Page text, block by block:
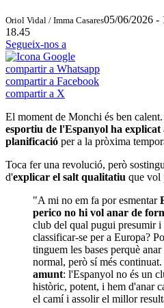
Oriol Vidal / Imma Casares05/06/2026 -
18.45
Segueix-nos a
compartir a Whatsapp
compartir a Facebook
compartir a X
El moment de Monchi és ben
esportiu de l'Espanyol ha explicat
planificació per a la pròxima
Toca fer una revolució, però
d'explicar el salt qualitatiu que vol
"A mi no em fa por esmentar
perico no hi vol anar de
club del qual pugui presumir
classificar-se per a Europa?
tinguem les bases perquè
normal, però sí més continuat.
amunt: l'Espanyol no és un
històric, potent, i hem d'anar
el camí i assolir el millor